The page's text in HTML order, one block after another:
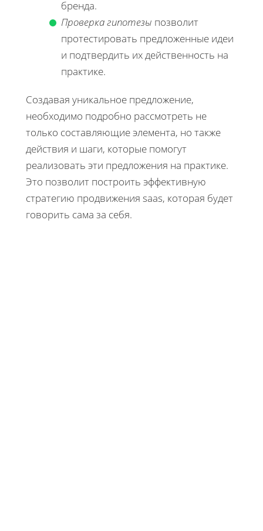
бренда.
Проверка гипотезы позволит
протестировать предложенные идеи
и подтвердить их действенность на
практике.
Создавая уникальное предложение,
необходимо подробно рассмотреть не
только составляющие элемента, но также
действия и шаги, которые помогут
реализовать эти предложения на практике.
Это позволит построить эффективную
стратегию продвижения saas, которая будет
говорить сама за себя.